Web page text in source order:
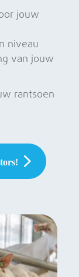
jouw
niveau
van jouw
rantsoen